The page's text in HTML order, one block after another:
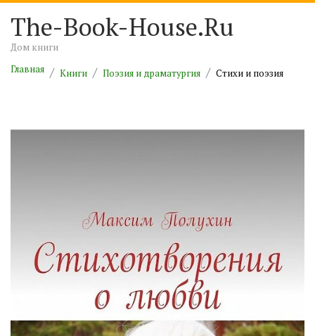
The-Book-House.Ru
Дом книги
Главная
Книги Поэзия и драматургия Cтихи и поэзия